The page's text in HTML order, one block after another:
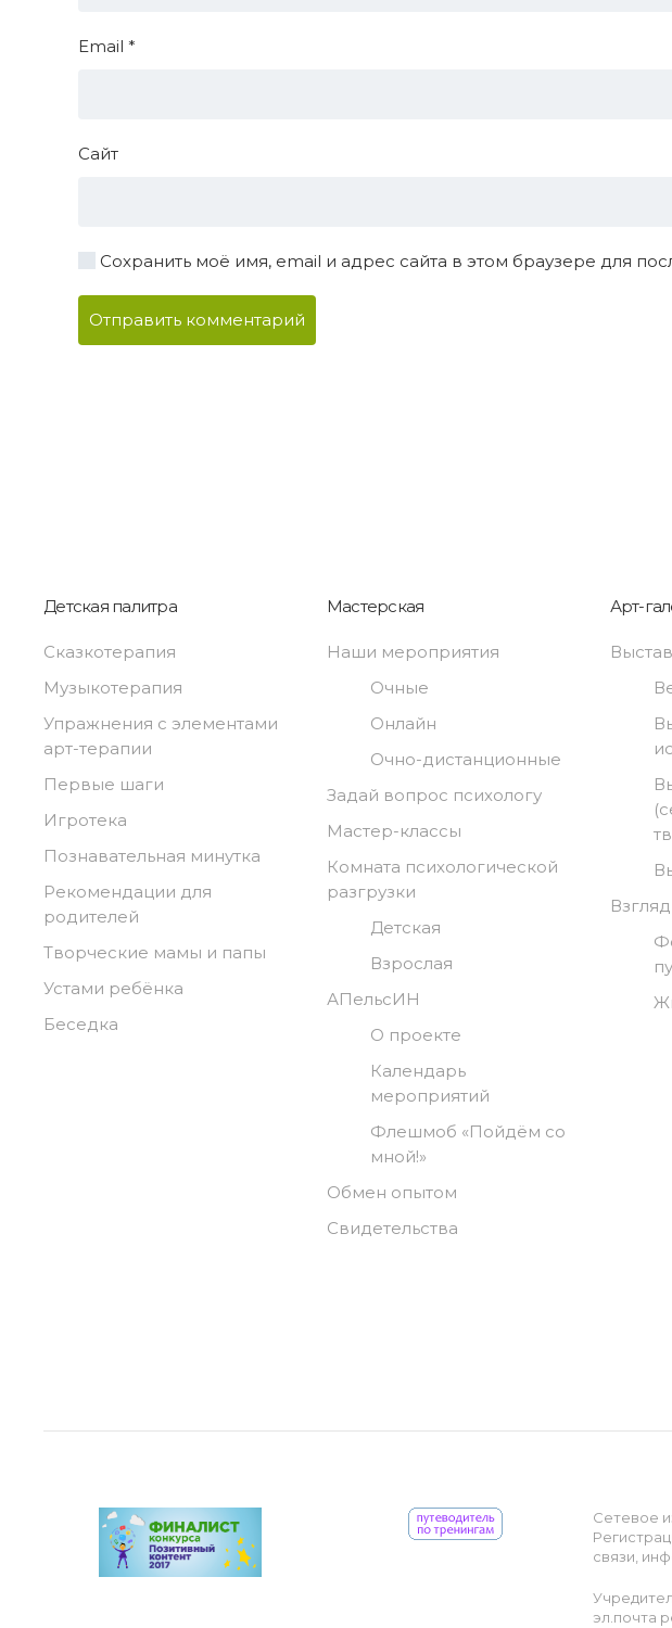
Email *
Сайт
Сохранить моё имя, email и адрес сайта в этом браузере для
Отправить комментарий
Детская палитра
Сказкотерапия
Музыкотерапия
Упражнения с элементами
арт-терапии
Первые шаги
Игротека
Познавательная минутка
Рекомендации для
родителей
Творческие мамы и папы
Устами ребёнка
Беседка
Мастерская
Наши мероприятия
Очные
Онлайн
Очно-дистанционные
Задай вопрос психологу
Мастер-классы
Комната психологической
разгрузки
Детская
Взрослая
АПельсИН
О проекте
Календарь
мероприятий
Флешмоб «Пойдём со
мной!»
Обмен опытом
Свидетельства
Арт-
Сетевое
связи,
эл.почта